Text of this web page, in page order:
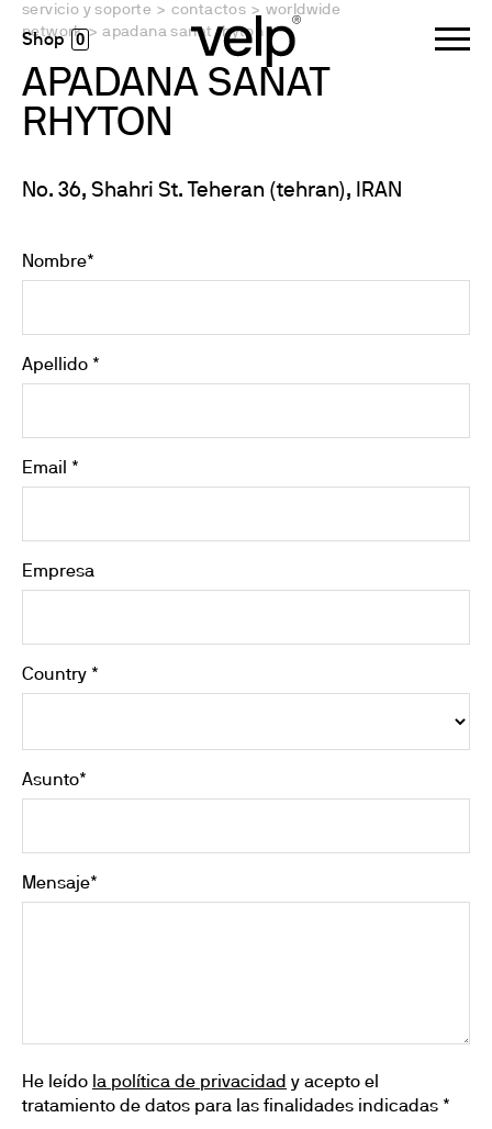
0
servicio y soporte > contactos > worldwide
network > apadana sanat rhyton
APADANA SANAT
RHYTON
No. 36, Shahri St. Teheran (tehran), IRAN
Nombre*
Apellido *
Email *
Empresa
Country *
Asunto*
Mensaje*
He leído la política de privacidad y acepto el
tratamiento de datos para las finalidades indicadas *